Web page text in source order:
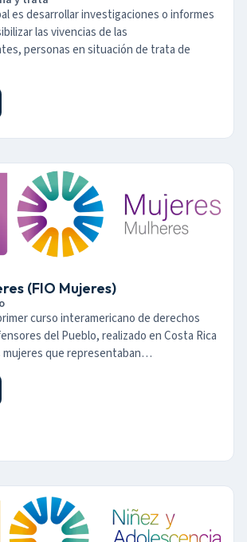
es desarrollar investigaciones o informes
las vivencias de las
personas en situación de trata de
(FIO Mujeres)
curso interamericano de derechos
del Pueblo, realizado en Costa Rica
mujeres que representaban…